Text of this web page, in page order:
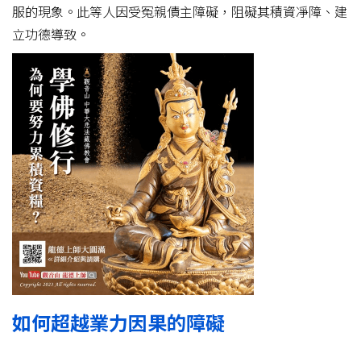
服的現象。此等人因受冤親債主障礙，阻礙其積資凈障、建
立功德導致。
如何超越業力因果的障礙